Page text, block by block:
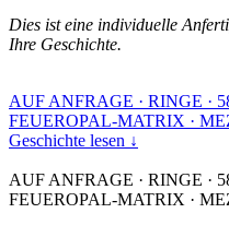
Dies ist eine individuelle
Ihre Geschichte.
AUF ANFRAGE · RINGE ·
FEUEROPAL-MATRIX ·
Geschichte lesen ↓
AUF ANFRAGE · RINGE ·
FEUEROPAL-MATRIX ·